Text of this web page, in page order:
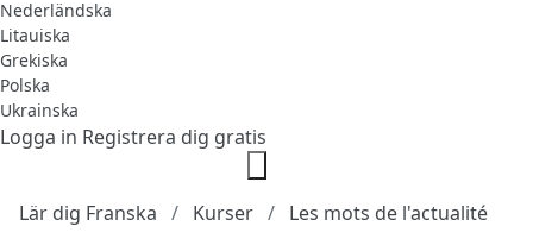
Nederländska
Litauiska
Grekiska
Polska
Ukrainska
Logga in Registrera dig gratis
Lär dig Franska Kurser Les mots de l'actualité